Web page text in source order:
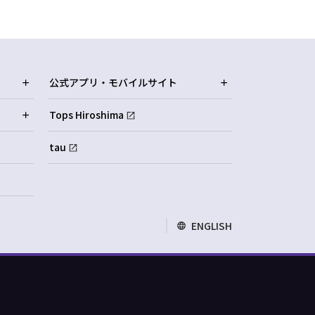
公式アプリ・モバイルサイト
Tops Hiroshima
tau
ENGLISH